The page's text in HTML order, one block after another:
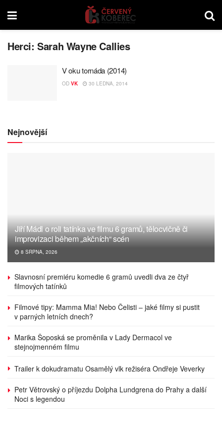
Herci:Sarah Wayne Callies
V oku tornáda (2014)
OD VK 30 LEDNA, 2014
Nejnovější
Jiří Mádl o roli tatínka ve filmu 6 gramů, tělocvičně či
improvizaci během „akčních“ scén
8 SRPNA, 2026
Slavnosní premiéru komedie 6 gramů uvedli dva ze čtyř
filmových tatínků
Filmové tipy: Mamma Mia! Nebo Čelisti – jaké filmy si pustit
v parných letních dnech?
Marika Šoposká se proměnila v Lady Dermacol ve
stejnojmenném filmu
Trailer k dokudramatu Osamělý vlk režiséra Ondřeje Veverky
Petr Větrovský o příjezdu Dolpha Lundgrena do Prahy a další
Noci s legendou